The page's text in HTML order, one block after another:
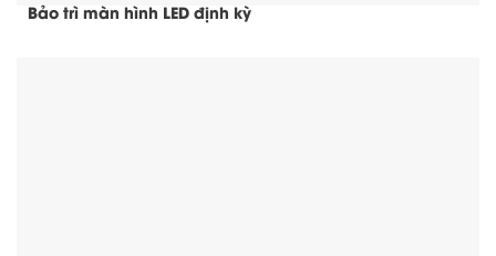
Bảo trì màn hình LED định kỳ